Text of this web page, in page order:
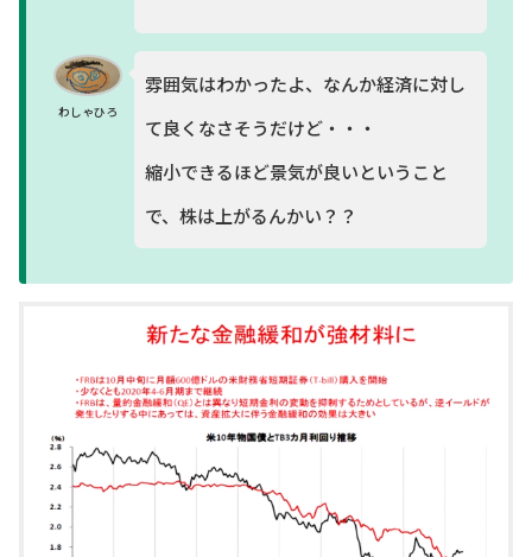
わしゃひろ
雰囲気はわかったよ、なんか経済に対し
て良くなさそうだけど・・・
縮小できるほど景気が良いということ
で、株は上がるんかい？？